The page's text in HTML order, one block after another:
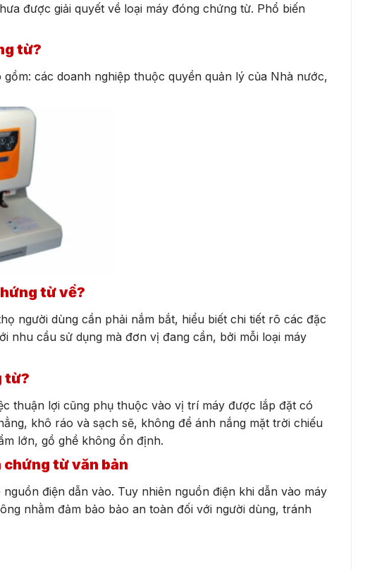
được giải quyết về loại máy đóng chứng từ. Phổ biến
từ?
các doanh nghiệp thuộc quyền quản lý của Nhà nước,
từ về?
người dùng cần phải nắm bắt, hiểu biết chi tiết rõ các đặc
nhu cầu sử dụng mà đơn vị đang cần, bởi mỗi loại máy
từ?
thuận lợi cũng phụ thuộc vào vị trí máy được lắp đặt có
khô ráo và sạch sẽ, không để ánh nắng mặt trời chiếu
lớn, gồ ghề không ổn định.
chứng từ văn bản
điện dẫn vào. Tuy nhiên nguồn điện khi dẫn vào máy
nhằm đảm bảo bảo an toàn đối với người dùng, tránh